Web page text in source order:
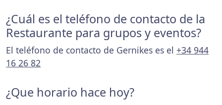
¿Cuál es el teléfono de contacto de la
Restaurante para grupos y eventos?
El teléfono de contacto de Gernikes es el +34 944
16 26 82
¿Que horario hace hoy?